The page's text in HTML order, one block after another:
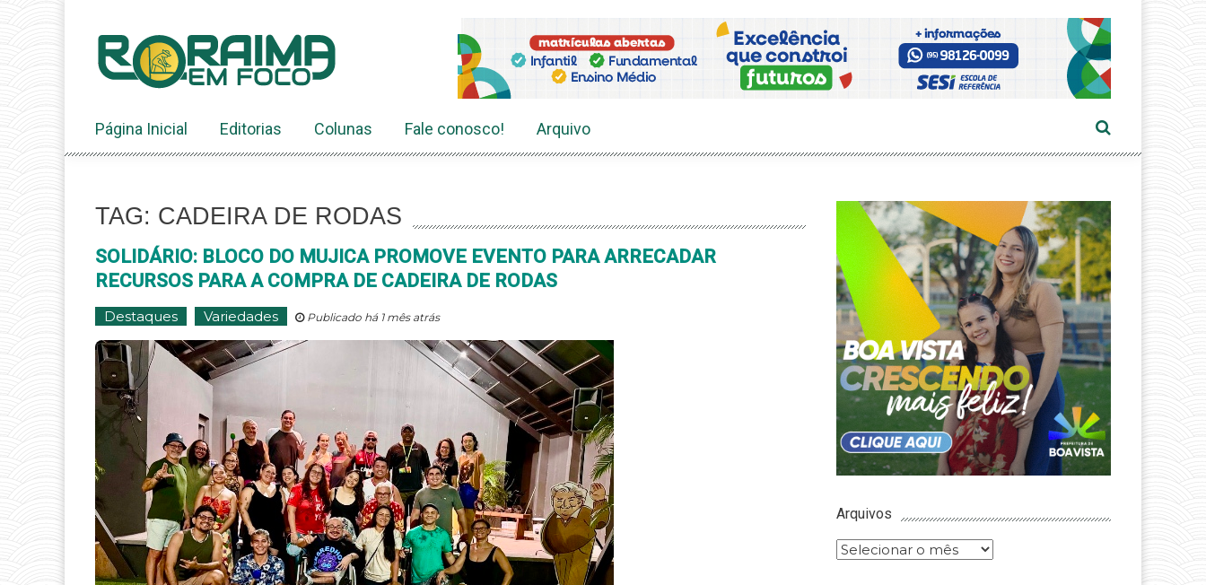
conteúdo
Página Inicial Editorias Colunas Fale conosco! Arquivo
TAG: CADEIRA DE RODAS
SOLIDÁRIO: BLOCO DO MUJICA PROMOVE EVENTO PARA ARRECADAR
RECURSOS PARA A COMPRA DE CADEIRA DE RODAS
Destaques Variedades Publicado há 1 mês atrás
Arquivos
Arquivos